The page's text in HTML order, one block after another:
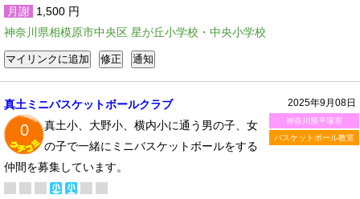
月謝 1,500 円
神奈川県相模原市中央区 星が丘小学校・中央小学校
2025年9月08日
神奈川県平塚市
バスケットボール教室
真土ミニバスケットボールクラブ
0
真土小、大野小、横内小に通う男の子、女
の子で一緒にミニバスケットボールをする
仲間を募集しています。